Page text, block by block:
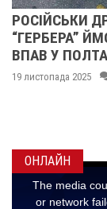
ДРОН
ЙМОВІРНО
2025 0
ОНЛАЙН